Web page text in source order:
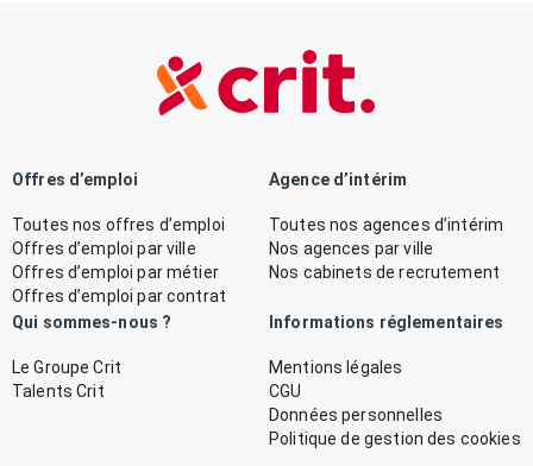
Offres d’emploi
Toutes nos offres d’emploi
Offres d’emploi par ville
Offres d’emploi par métier
Offres d’emploi par contrat
Agence d’intérim
Toutes nos agences d’intérim
Nos agences par ville
Nos cabinets de recrutement
Qui sommes-nous ?
Le Groupe Crit
Talents Crit
Informations réglementaires
Mentions légales
CGU
Données personnelles
Politique de gestion des cookies